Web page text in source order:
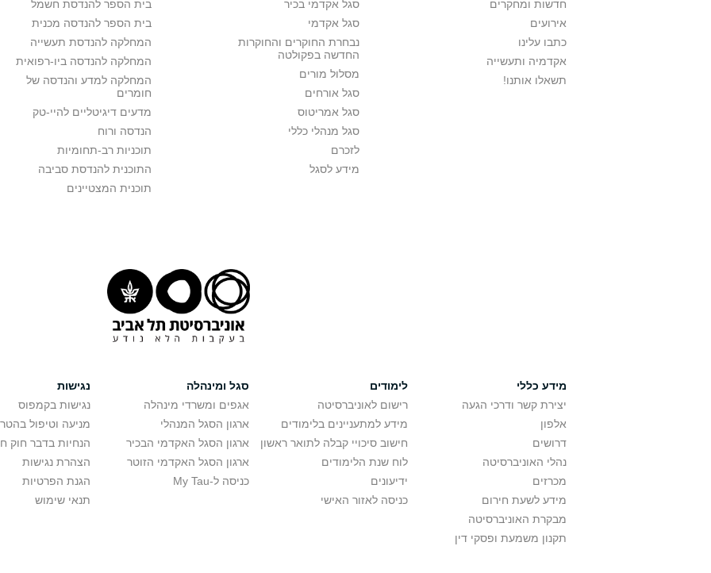
חדשות ומחקרים
אירועים
כתבו עלינו
אקדמיה ותעשייה
תשאלו אותנו!
סגל אקדמי בכיר
סגל אקדמי
נבחרת החוקרים והחוקרות
החדשה בפקולטה
מסלול מורים
סגל אורחים
סגל אמריטוס
סגל מנהלי כללי
לזכרם
מידע לסגל
בית הספר להנדסת חשמל
בית הספר להנדסה מכנית
המחלקה להנדסת תעשייה
המחלקה להנדסה ביו-רפואית
המחלקה למדע והנדסה של
חומרים
מדעים דיגיטליים להיי-טק
הנדסה ורוח
תוכניות רב-תחומיות
התוכנית להנדסת סביבה
תוכנית המצטיינים
מידע כללי
יצירת קשר ודרכי הגעה
אלפון
דרושים
נהלי האוניברסיטה
מכרזים
מידע לשעת חירום
מבקרת האוניברסיטה
תקנון משמעת ופסקי דין
לימודים
רישום לאוניברסיטה
מידע למתעניינים בלימודים
חישוב סיכויי קבלה לתואר ראשון
לוח שנת הלימודים
ידיעונים
כניסה לאזור האישי
סגל ומינהלה
אגפים ומשרדי מינהלה
ארגון הסגל המנהלי
ארגון הסגל האקדמי הבכיר
ארגון הסגל האקדמי הזוטר
כניסה ל-My Tau
נגישות
נגישות בקמפוס
מניעה וטיפול
הנחיות בדבר חוק
הצהרת נגישות
הגנת הפרטיות
תנאי שימוש